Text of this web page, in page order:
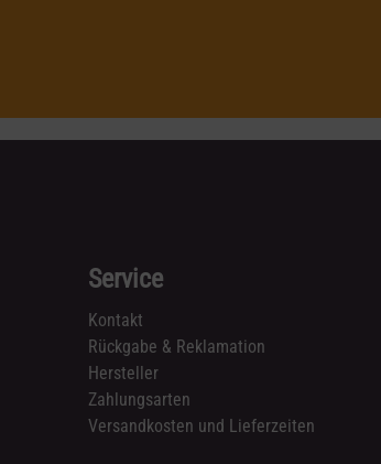
Service
Kontakt
Rückgabe & Reklamation
Hersteller
Zahlungsarten
Versandkosten und Lieferzeiten